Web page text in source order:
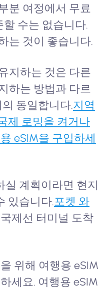
분 여정에서 무료
할 수는 없습니다.
는 것이 좋습니다.
지하는 것은 다른
하는 방법과 다르
동일합니다.지역
제 로밍을 켜거나
eSIM을 구입하세
계획이라면 현지
있습니다.포켓 와
제선 터미널 도착
위해 여행용 eSIM
세요. 여행용 eSIM